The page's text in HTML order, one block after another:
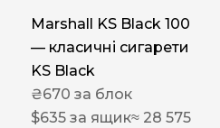
Marshall KS Black 100
— класичні сигарети
KS Black
₴670 за блок
$635 за ящик≈ 28 575